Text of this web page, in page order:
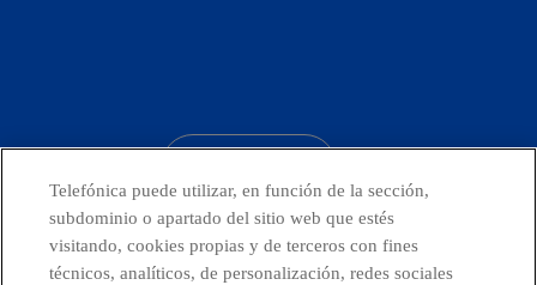
Telefónica en redes sociales
Telefónica puede utilizar, en función de la sección,
subdominio o apartado del sitio web que estés
visitando, cookies propias y de terceros con fines
técnicos, analíticos, de personalización, redes sociales